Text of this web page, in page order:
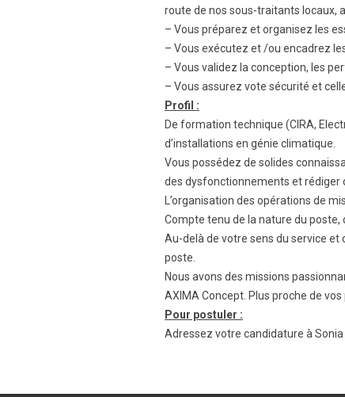
route de nos sous-traitants locaux,
– Vous préparez et organisez les
– Vous exécutez et /ou encadrez
– Vous validez la conception, les
– Vous assurez vote sécurité et
Profil :
De formation technique (CIRA,
d’installations en génie climatique.
Vous possédez de solides
des dysfonctionnements et rédiger
L’organisation des opérations de
Compte tenu de la nature du poste,
Au-delà de votre sens du service
poste.
Nous avons des missions
AXIMA Concept. Plus proche de vos
Pour postuler :
Adressez votre candidature à